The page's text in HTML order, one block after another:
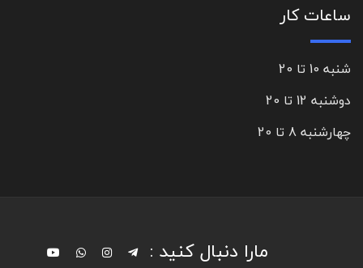
ساعات کار
شنبه 10 تا 20
دوشنبه 12 تا 20
چهارشنبه 8 تا 20
مارا دنبال کنید :